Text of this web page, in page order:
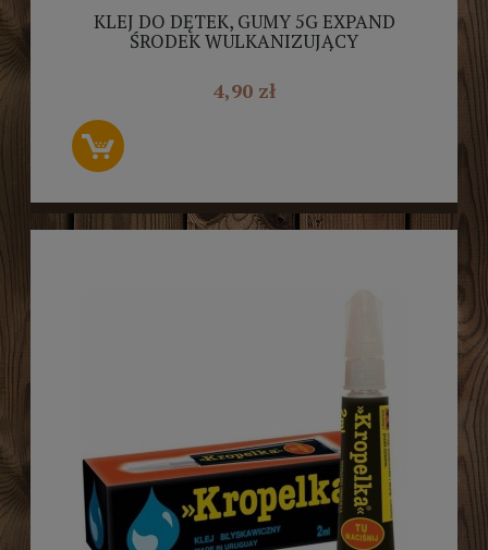
KLEJ DO DĘTEK, GUMY 5G EXPAND
ŚRODEK WULKANIZUJĄCY
4,90 zł